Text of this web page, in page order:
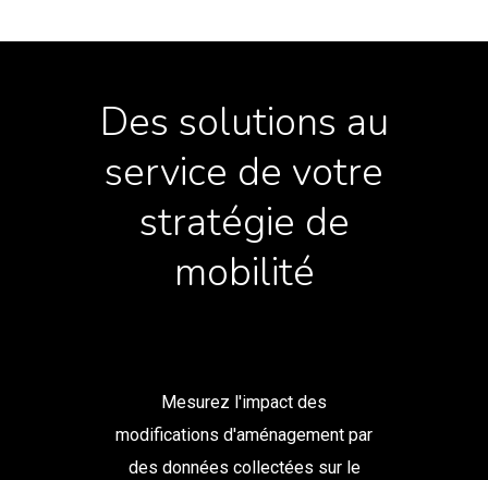
Des solutions au
service de votre
stratégie de
mobilité
Mesurez l'impact des
modifications d'aménagement par
des données collectées sur le